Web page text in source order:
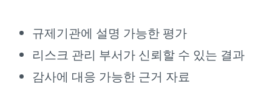
규제기관에 설명 가능한 평가
리스크 관리 부서가 신뢰할 수 있는 결과
감사에 대응 가능한 근거 자료